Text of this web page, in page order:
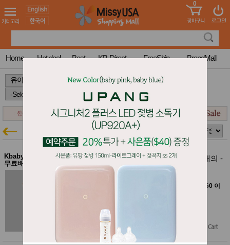
도 어린이
청소년
컬러링
북
한국학
습지
미국학
습지
국
고국배
송
건 홍삼전
드
건강보
기능성
뷰
티
스킨케
MissyShop
Login
0
Home Hot deal Best KB-Direct FreeShip BrandMall
>
유아특가
Kbaby-Direct Mall $60이상
무료배송
오가닉붐 곰곰이 포켓 삼중지 보온 내의 -
베이지 100호
[Kbaby Direct Mall에서 여러 브랜드 함께 $60 이
$22.87